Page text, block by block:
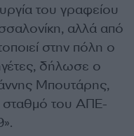
του γραφείου
αλλά από
στην πόλη ο
δήλωσε ο
Μπουτάρης,
σταθμό του ΑΠΕ-